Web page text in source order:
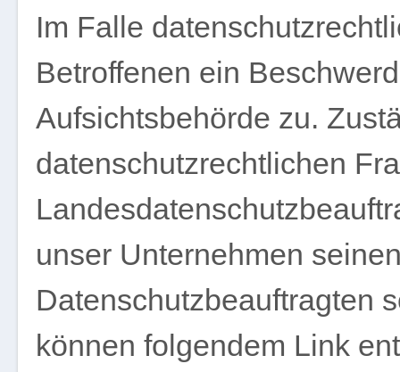
Im Falle
Betroffenen ein
Aufsichtsbehörde zu.
datenschutzrechtlichen
unser Unternehmen
Datenschutzbeauftragten
können folgendem Link